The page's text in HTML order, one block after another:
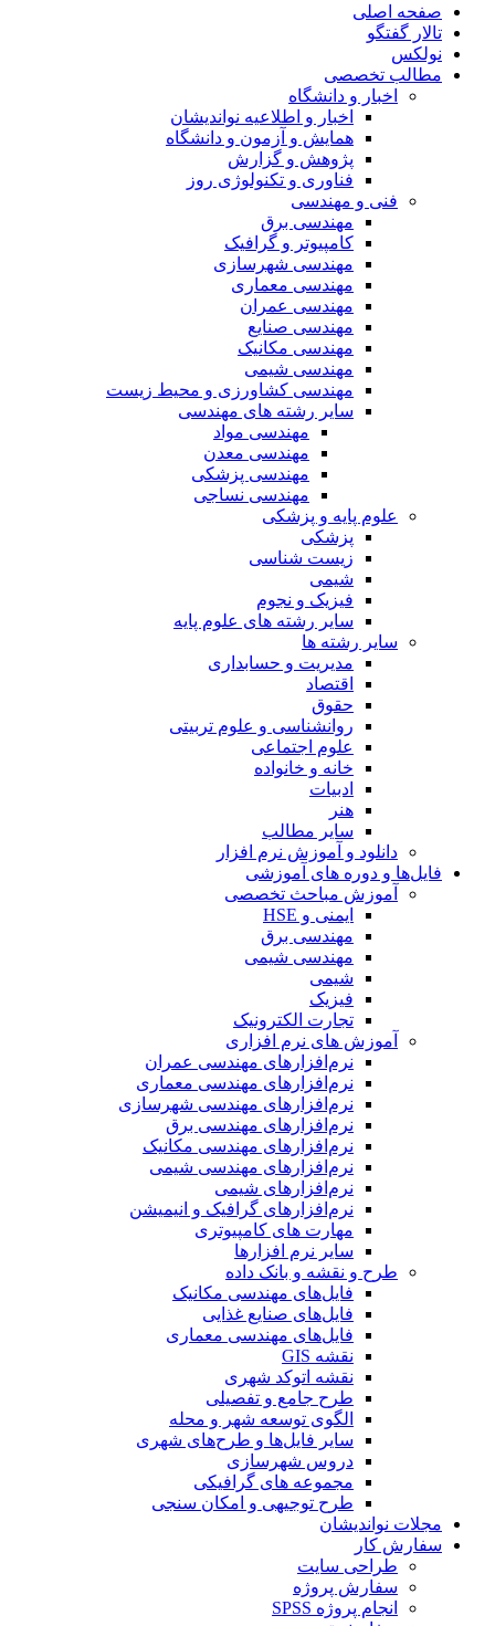
صفحه اصلی
تالار گفتگو
نولکس
مطالب تخصصی
اخبار و دانشگاه
اخبار و اطلاعیه نواندیشان
همایش و آزمون و دانشگاه
پژوهش و گزارش
فناوری و تکنولوژی روز
فنی و مهندسی
مهندسی برق
کامپیوتر و گرافیک
مهندسی شهرسازی
مهندسی معماری
مهندسی عمران
مهندسی صنایع
مهندسی مکانیک
مهندسی شیمی
مهندسی کشاورزی و محیط زیست
سایر رشته های مهندسی
مهندسی مواد
مهندسی معدن
مهندسی پزشکی
مهندسی نساجی
علوم پایه و پزشکی
پزشکی
زیست شناسی
شیمی
فیزیک و نجوم
سایر رشته های علوم پایه
سایر رشته ها
مدیریت و حسابداری
اقتصاد
حقوق
روانشناسی و علوم تربیتی
علوم اجتماعی
خانه و خانواده
ادبیات
هنر
سایر مطالب
دانلود و آموزش نرم افزار
فایل‌ها و دوره های آموزشی
آموزش مباحث تخصصی
ایمنی و HSE
مهندسی برق
مهندسی شیمی
شیمی
فیزیک
تجارت الکترونیک
آموزش های نرم افزاری
نرم‌افزارهای مهندسی عمران
نرم‌افزارهای مهندسی معماری
نرم‌افزارهای مهندسی شهرسازی
نرم‌افزارهای مهندسی برق
نرم‌افزارهای مهندسی مکانیک
نرم‌افزارهای مهندسی شیمی
نرم‌افزارهای شیمی
نرم‌افزارهای گرافیک و انیمیشن
مهارت های کامپیوتری
سایر نرم افزارها
طرح و نقشه و بانک داده
فایل‌های مهندسی مکانیک
فایل‌های صنایع غذایی
فایل‌های مهندسی معماری
نقشه GIS
نقشه اتوکد شهری
طرح جامع و تفصیلی
الگوی توسعه شهر و محله
سایر فایل‌ها و طرح‌های شهری
دروس شهرسازی
مجموعه های گرافیکی
طرح توجیهی و امکان سنجی
مجلات نواندیشان
سفارش کار
طراحی سایت
سفارش پروژه
انجام پروژه SPSS